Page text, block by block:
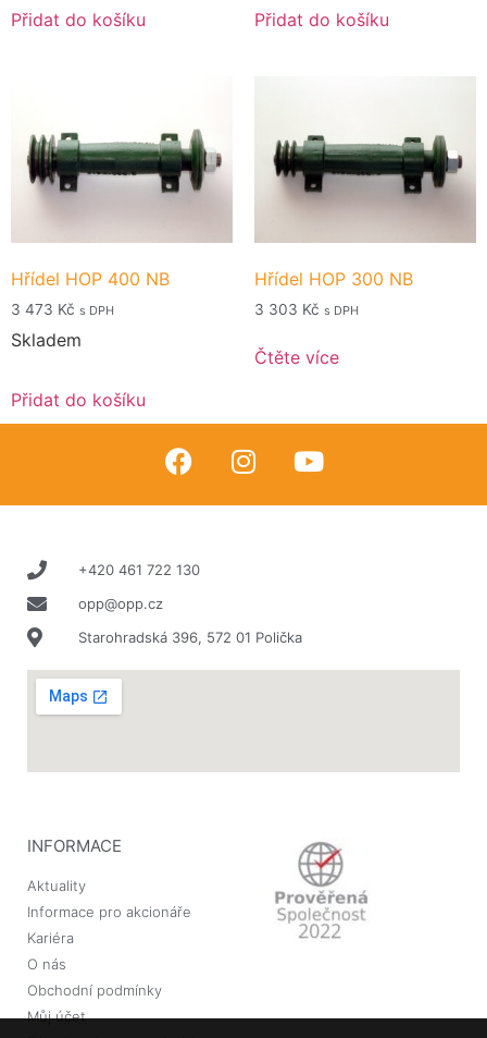
Přidat do košíku Přidat do košíku
Hřídel HOP 400 NB
3 473 Kč s DPH
Skladem
Přidat do košíku
Hřídel HOP 300 NB
3 303 Kč s DPH
Čtěte více
+420 461 722 130
opp@opp.cz
Starohradská 396, 572 01 Polička
INFORMACE
Aktuality
Informace pro akcionáře
Kariéra
O nás
Obchodní podmínky
Můj účet